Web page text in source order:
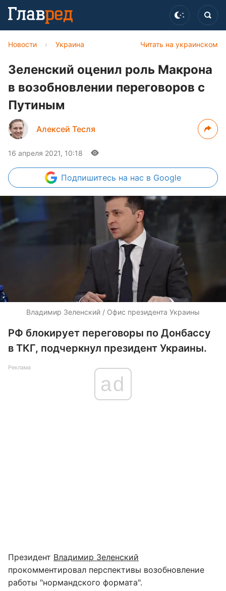
Читать на украинском
Новости › Украина
Зеленский оценил роль Макрона
в возобновлении переговоров с
Путиным
Алексей Тесля
16 апреля 2021, 10:18
Подпишитесь на нас в Google
Владимир Зеленский / Офис президента Украины
РФ блокирует переговоры по Донбассу
в ТКГ, подчеркнул президент Украины.
Реклама
ad
Президент Владимир Зеленский
прокомментировал перспективы возобновление
работы "нормандского формата".